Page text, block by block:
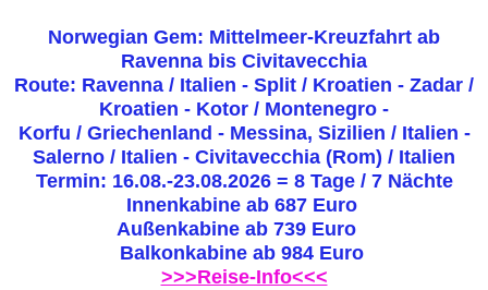
Norwegian Gem: Mittelmeer-Kreuzfahrt ab
Ravenna bis Civitavecchia
Route: Ravenna / Italien - Split / Kroatien - Zadar /
Kroatien - Kotor / Montenegro -
Korfu / Griechenland - Messina, Sizilien / Italien -
Salerno / Italien - Civitavecchia (Rom) / Italien
Termin: 16.08.-23.08.2026 = 8 Tage / 7 Nächte
Innenkabine ab 687 Euro
Außenkabine ab 739 Euro
Balkonkabine ab 984 Euro
>>>Reise-Info<<<